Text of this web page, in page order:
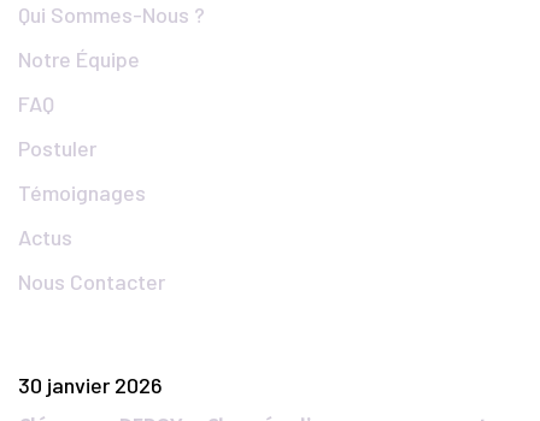
Qui Sommes-Nous ?
Notre Équipe
FAQ
Postuler
Témoignages
Actus
Nous Contacter
30 janvier 2026